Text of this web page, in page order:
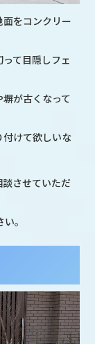
をコンクリー
て目隠しフェ
が古くなって
けて欲しいな
させていただ
。